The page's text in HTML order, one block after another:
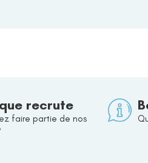
recrute
faire partie de nos